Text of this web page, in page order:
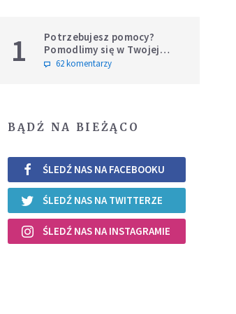
1
Potrzebujesz pomocy?
Pomodlimy się w Twojej
intencji
62 komentarzy
BĄDŹ NA BIEŻĄCO
ŚLEDŹ NAS NA FACEBOOKU
ŚLEDŹ NAS NA TWITTERZE
ŚLEDŹ NAS NA INSTAGRAMIE